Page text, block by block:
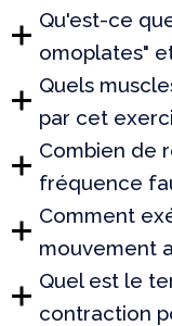
Qu'est-ce
omoplates"
Quels
par cet
Combien de
fréquence
Comment
mouvement
Quel est le
contraction